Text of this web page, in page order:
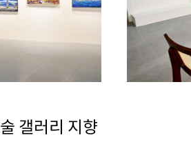
갤러리 지향